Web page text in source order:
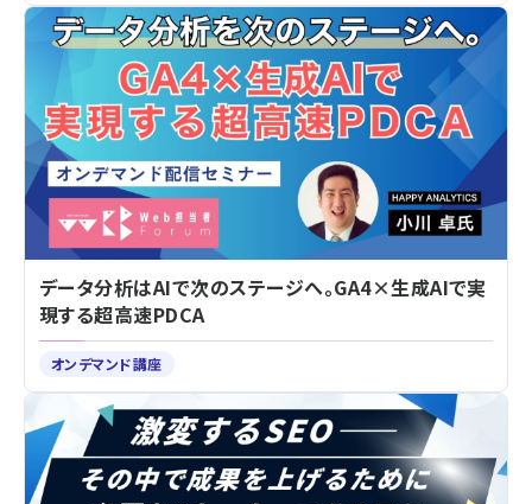
データ分析はAIで次のステージへ。GA4×生成AIで実
現する超高速PDCA
オンデマンド講座